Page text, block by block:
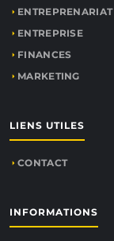
ENTREPRENARIAT
ENTREPRISE
FINANCES
MARKETING
LIENS UTILES
CONTACT
INFORMATIONS